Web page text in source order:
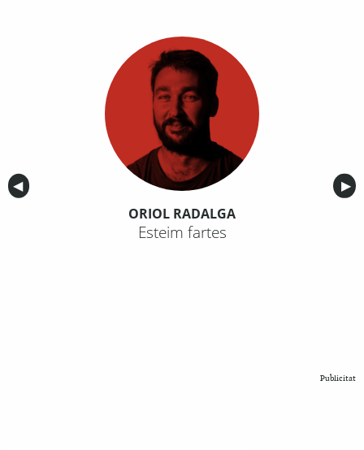
Anterior
◀︎ ▶︎
ORIOL RADALGA
Esteim fartes
Publicitat